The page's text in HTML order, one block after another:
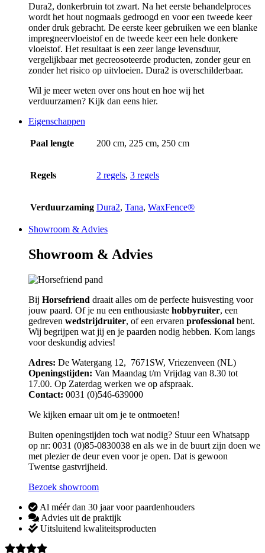
Dura2, donkerbruin tot zwart. Na het eerste behandelproces
wordt het hout nogmaals gedroogd en voor een tweede keer
onder druk gebracht. De eerste keer gebruiken we een blanke
impregneervloeistof en de tweede keer een hele donkere
vloeistof. Het resultaat is een zeer lange levensduur,
vergelijkbaar met gecreosoteerde producten, zonder geur en
zonder het risico op uitvloeien. Dura2 is overschilderbaar.
Wil je meer weten over ons hout en hoe wij het
verduurzamen? Kijk dan eens hier.
Eigenschappen
Paal lengte 200 cm, 225 cm, 250 cm
Regels 2 regels, 3 regels
Verduurzaming Dura2, Tana, WaxFence®
Showroom & Advies
Showroom & Advies
Bij Horsefriend draait alles om de perfecte huisvesting voor
jouw paard. Of je nu een enthousiaste hobbyruiter, een
gedreven wedstrijdruiter, of een ervaren professional bent.
Wij begrijpen wat jij en je paarden nodig hebben. Kom langs
voor deskundig advies!
Adres: De Watergang 12, 7671SW, Vriezenveen (NL)
Openingstijden: Van Maandag t/m Vrijdag van 8.30 tot
17.00. Op Zaterdag werken we op afspraak.
Contact: 0031 (0)546-639000
We kijken ernaar uit om je te ontmoeten!
Buiten openingstijden toch wat nodig? Stuur een Whatsapp
op nr: 0031 (0)85-0830038 en als we in de buurt zijn doen we
met plezier de deur even voor je open. Dat is gewoon
Twentse gastvrijheid.
Bezoek showroom
Al méér dan 30 jaar voor paardenhouders
Advies uit de praktijk
Uitsluitend kwaliteitsproducten